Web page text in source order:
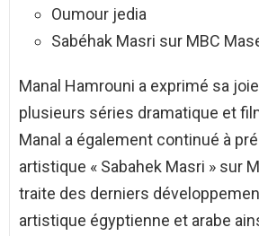
Oumour jedia
Sabéhak Masri sur MBC
Manal Hamrouni a exprimé sa
plusieurs séries dramatique et
Manal a également continué à
artistique « Sabahek Masri » sur
traite des derniers
artistique égyptienne et arabe